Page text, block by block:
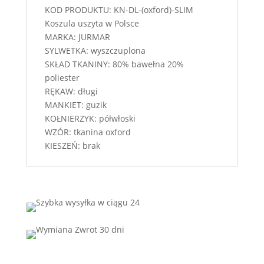
KOD PRODUKTU: KN-DL-(oxford)-SLIM
Koszula uszyta w Polsce
MARKA: JURMAR
SYLWETKA: wyszczuplona
SKŁAD TKANINY: 80% bawełna 20%
poliester
RĘKAW: długi
MANKIET: guzik
KOŁNIERZYK: półwłoski
WZÓR: tkanina oxford
KIESZEŃ: brak